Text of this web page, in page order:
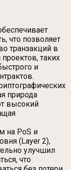
что позволяет
транзакций в
таких
и
природа
высокий
на PoS и
(Layer 2),
улучшил
что